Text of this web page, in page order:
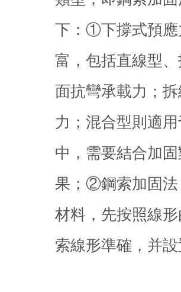
下：①下撐式預應
富，包括直線型
面抗彎承載力；
力；混合型則適
中，需要結合加
果；②鋼索加固法
材料，先按照線
索線形準確，并